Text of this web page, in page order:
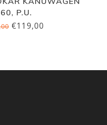
P.U.
€119,00